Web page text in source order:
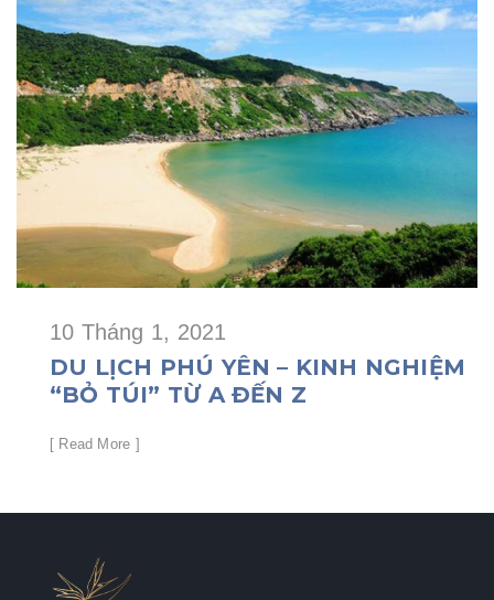
10 Tháng 1, 2021
DU LỊCH PHÚ YÊN – KINH NGHIỆM
“BỎ TÚI” TỪ A ĐẾN Z
[ Read More ]